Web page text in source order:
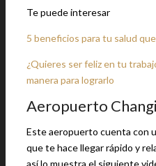
Te puede interesar
5 beneficios para tu salud
¿Quieres ser feliz en tu
manera para lograrlo
Aeropuerto Changi
Este aeropuerto cuenta con
que te hace llegar rápido y
así lo muestra el siguiente